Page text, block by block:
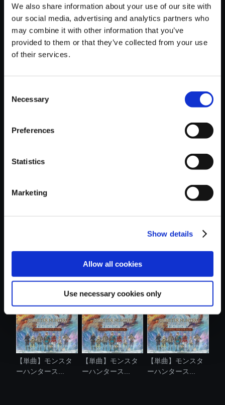
We also share information about your use of our site with
our social media, advertising and analytics partners who
may combine it with other information that you’ve
provided to them or that they’ve collected from your use
of their services.
Selection
Necessary
Preferences
Statistics
Marketing
Show details
Allow all cookies
Use necessary cookies only
【単曲】モンスターハンタース
トーリーズ3 ～運命の双竜～
150円
【単曲】モンスタ
【単曲】モンスタ
ーハンタース...
【単曲】モンスタ
ーハンタース...
【単曲】モンスタ
ーハンタース...